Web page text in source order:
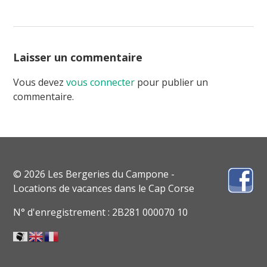
Laisser un commentaire
Vous devezvous connecter pour publier un
commentaire.
© 2026 Les Bergeries du Campone -
Locations de vacances dans le Cap Corse
N° d'enregistrement : 2B281 000070 10